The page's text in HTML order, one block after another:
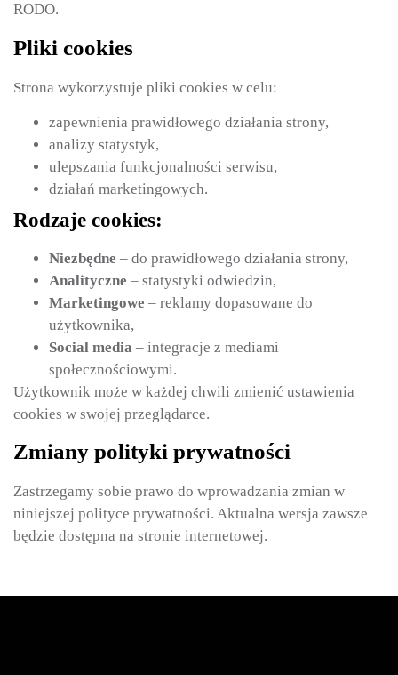
RODO.
Pliki cookies
Strona wykorzystuje pliki cookies w celu:
zapewnienia prawidłowego działania strony,
analizy statystyk,
ulepszania funkcjonalności serwisu,
działań marketingowych.
Rodzaje cookies:
Niezbędne – do prawidłowego działania strony,
Analityczne – statystyki odwiedzin,
Marketingowe – reklamy dopasowane do
użytkownika,
Social media – integracje z mediami
społecznościowymi.
Użytkownik może w każdej chwili zmienić ustawienia
cookies w swojej przeglądarce.
Zmiany polityki prywatności
Zastrzegamy sobie prawo do wprowadzania zmian w
niniejszej polityce prywatności. Aktualna wersja zawsze
będzie dostępna na stronie internetowej.